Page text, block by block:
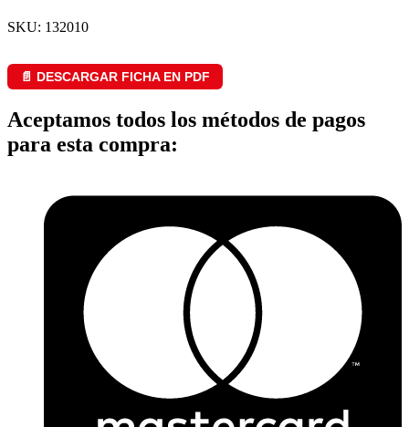
SKU: 132010
📄 DESCARGAR FICHA EN PDF
Aceptamos todos los métodos de pagos
para esta compra: